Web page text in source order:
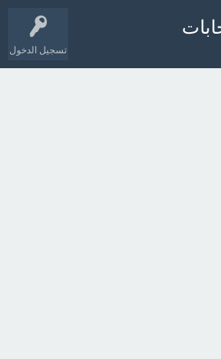
تسجيل الدخول